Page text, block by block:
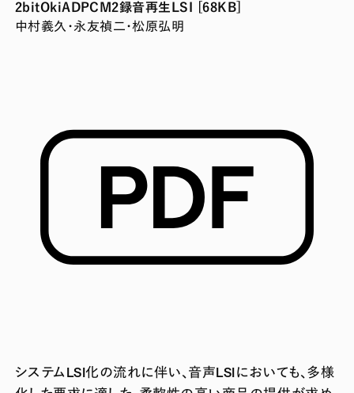
2bitOkiADPCM2録音再生LSI [68KB]
中村義久・永友禎二・松原弘明
システムLSI化の流れに伴い、音声LSIにおいても、多様